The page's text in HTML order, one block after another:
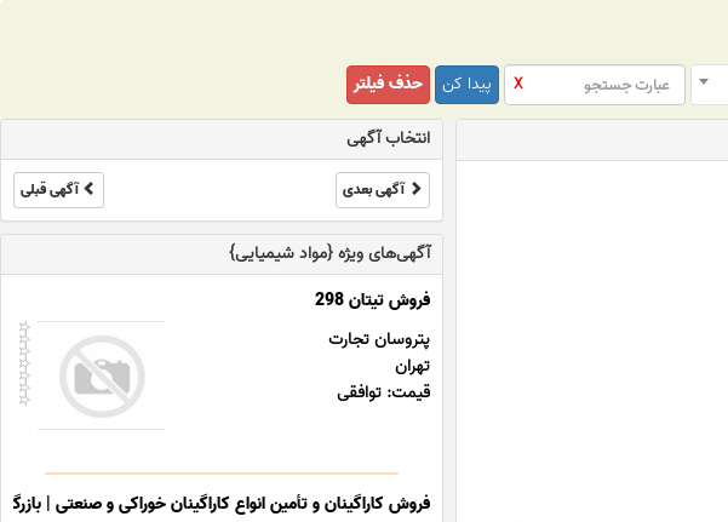
X پیدا کن
حذف فیلتر
انتخاب آگهی
آگهی بعدی آگهی قبلی
آگهی‌های ویژه {مواد شیمیایی}
فروش تیتان 298
پتروسان تجارت
تهران
قیمت: توافقی
فروش کاراگینان و تأمین انواع کاراگینان خوراکی و صنعتی | بازرگانی